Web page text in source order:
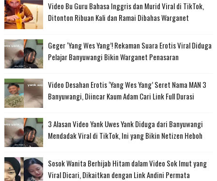
Video Bu Guru Bahasa Inggris dan Murid Viral di TikTok,
Ditonton Ribuan Kali dan Ramai Dibahas Warganet
Geger ‘Yang Wes Yang’! Rekaman Suara Erotis Viral Diduga
Pelajar Banyuwangi Bikin Warganet Penasaran
Video Desahan Erotis ‘Yang Wes Yang’ Seret Nama MAN 3
Banyuwangi, Diincar Kaum Adam Cari Link Full Durasi
3 Alasan Video Yank Uwes Yank Diduga dari Banyuwangi
Mendadak Viral di TikTok, Ini yang Bikin Netizen Heboh
Sosok Wanita Berhijab Hitam dalam Video Sok Imut yang
Viral Dicari, Dikaitkan dengan Link Andini Permata